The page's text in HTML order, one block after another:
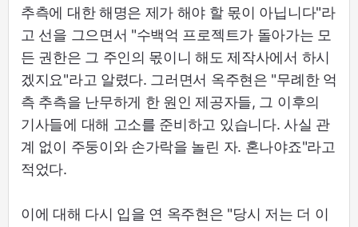
추측에 대한 해명은 제가 해야 할 몫이 아닙니다"라
고 선을 그으면서 "수백억 프로젝트가 돌아가는 모
든 권한은 그 주인의 몫이니 해도 제작사에서 하시
겠지요"라고 알렸다. 그러면서 옥주현은 "무례한 억
측 추측을 난무하게 한 원인 제공자들, 그 이후의
기사들에 대해 고소를 준비하고 있습니다. 사실 관
계 없이 주둥이와 손가락을 놀린 자. 혼나야죠"라고
적었다.
이에 대해 다시 입을 연 옥주현은 "당시 저는 더 이